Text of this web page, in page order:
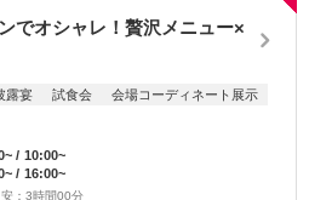
でオシャレ！贅沢メニュー×
露宴 試食会
会場コーディネート展示
10:00~
16:00~
安：3時間00分